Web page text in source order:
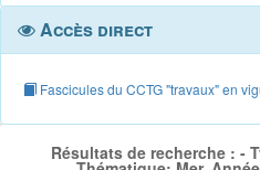
Accès direct
Fascicules du CCTG "travaux" en
Résultats de recherche : -